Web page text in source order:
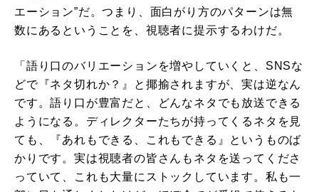
エーション”だ。つまり、面白がり方のパターンは無
数にあるということを、視聴者に提示するわけだ。
「語り口のバリエーションを増やしていくと、SNSな
どで『ネタ切れか？』と揶揄されますが、実は逆なん
です。語り口が豊富だと、どんなネタでも放送できる
ようになる。ディレクターたちが持ってくるネタを見
ても、『あれもできる、これもできる』というものば
かりです。実は視聴者の皆さんもネタを送ってくださ
っていて、これも大量にストックしています。私も一